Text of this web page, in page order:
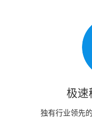
极速
独有行业领先